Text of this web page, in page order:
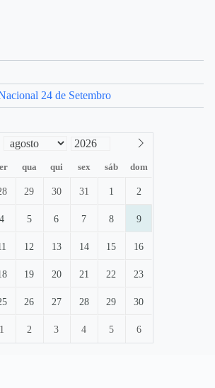
24 de Setembro
qua qui sex sáb dom
29 30 31 1 2
4 5 6 7 8 9
12 13 14 15 16
19 20 21 22 23
26 27 28 29 30
1 2 3 4 5 6